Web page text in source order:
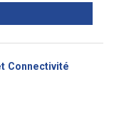
Connectivité